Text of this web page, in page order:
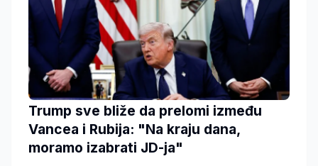
Trump sve bliže da prelomi između
Vancea i Rubija: "Na kraju dana,
moramo izabrati JD-ja"